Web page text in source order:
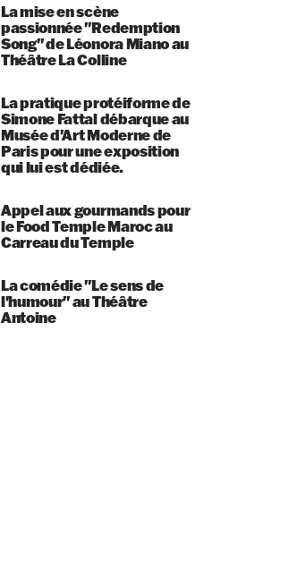
La mise en scène
passionnée "Redemption
Song" de Léonora Miano au
Théâtre La Colline
La pratique protéiforme de
Simone Fattal débarque au
Musée d'Art Moderne de
Paris pour une exposition
qui lui est dédiée.
Appel aux gourmands pour
le Food Temple Maroc au
Carreau du Temple
La comédie "Le sens de
l'humour" au Théâtre
Antoine